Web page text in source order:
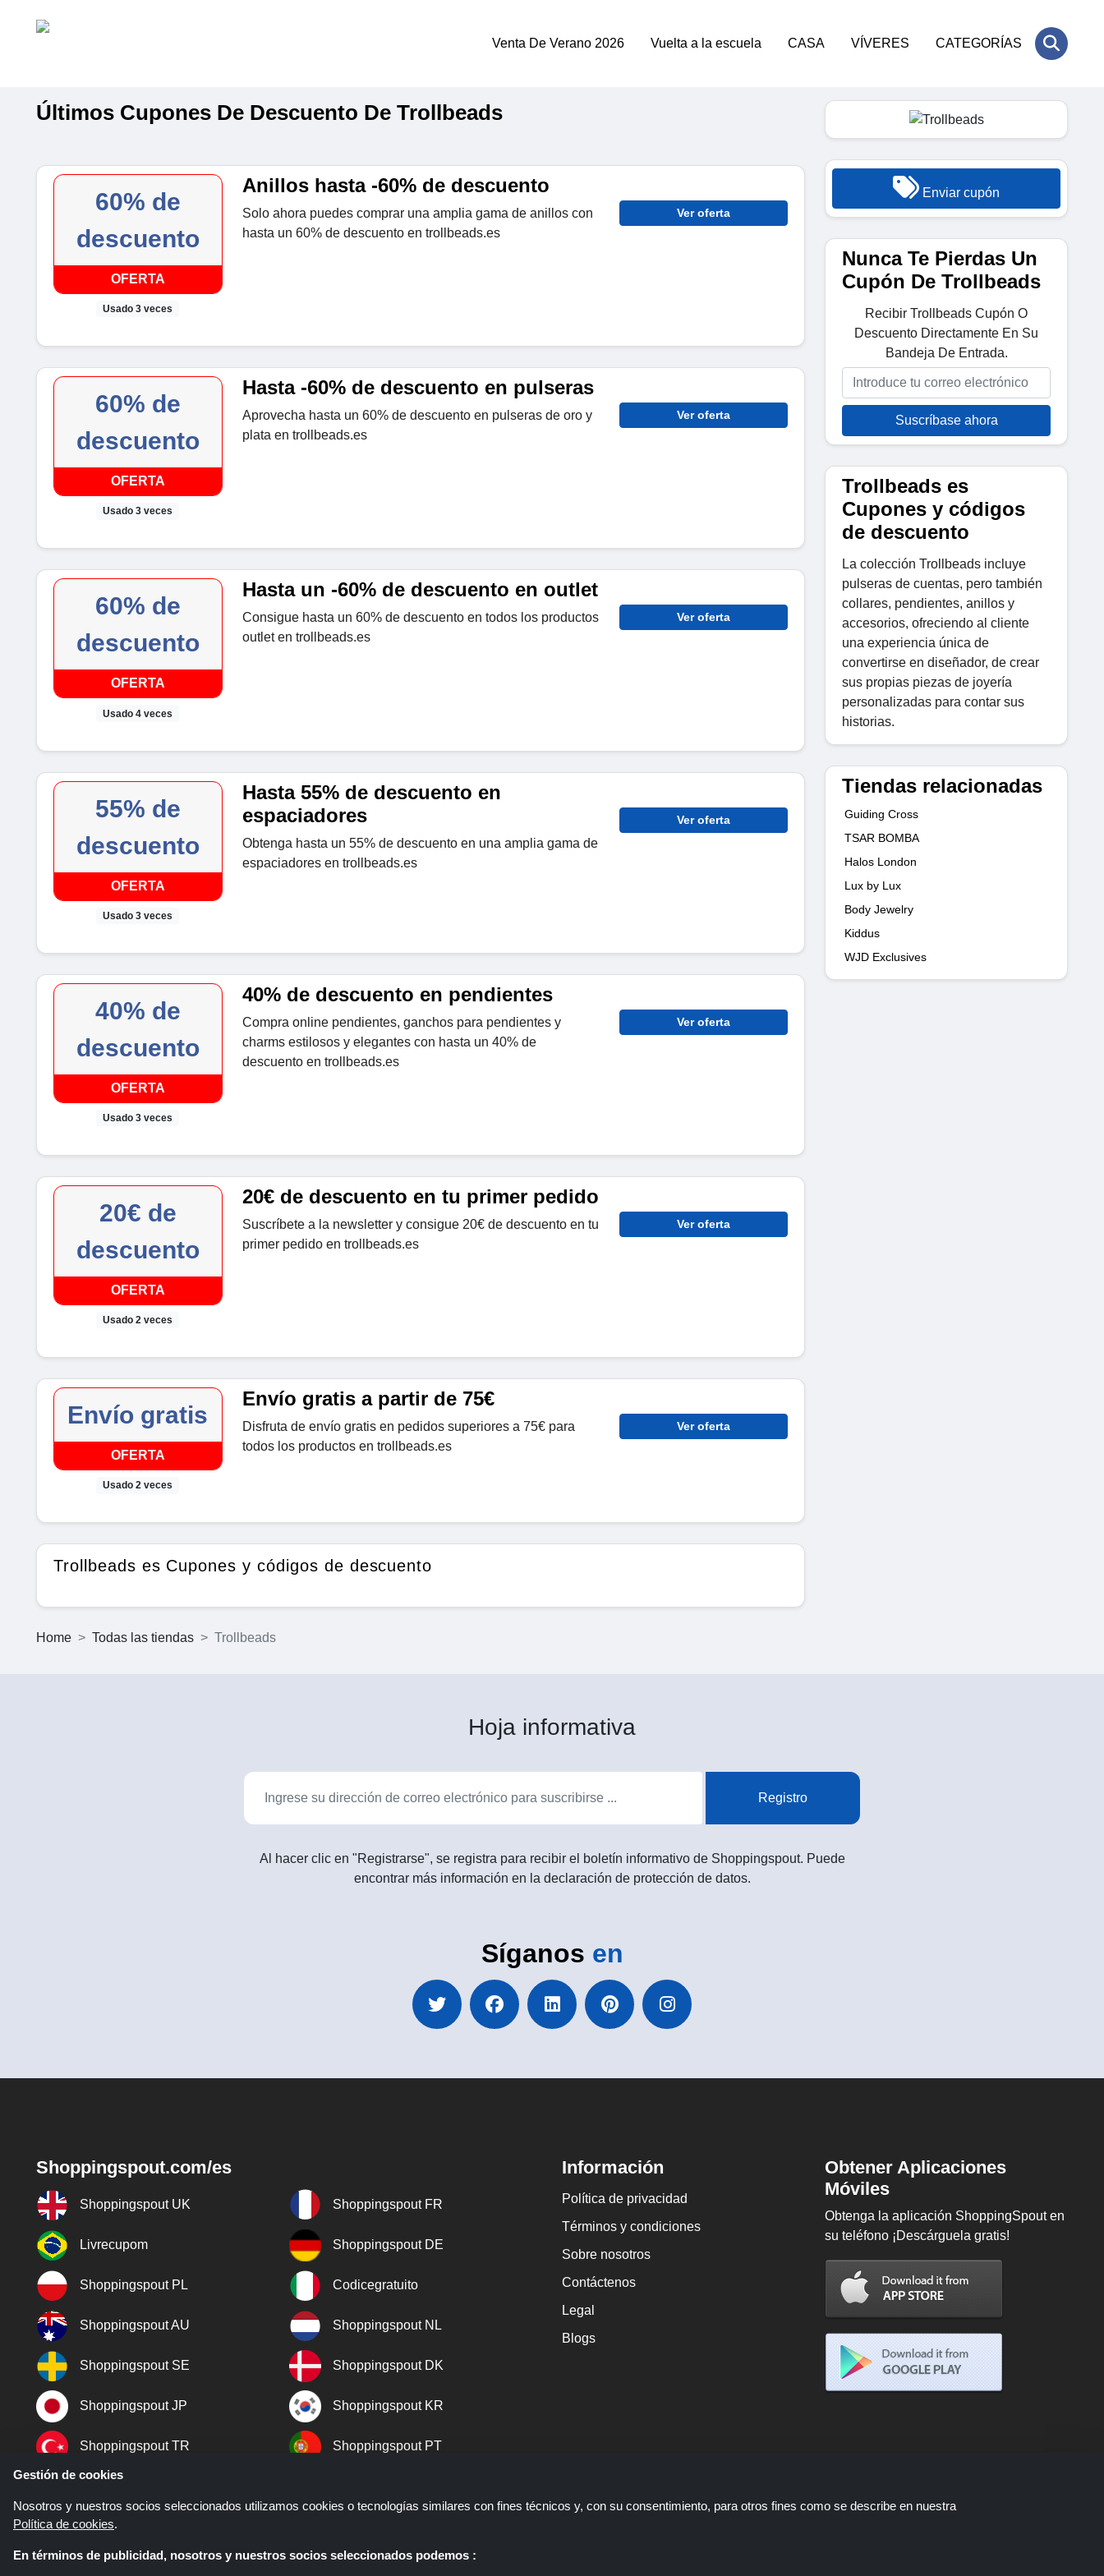
Venta De Verano 2026 Vuelta a la escuela CASA VÍVERES CATEGORÍAS
Últimos Cupones De Descuento De Trollbeads
60% de
descuento
OFERTA
Usado 3 veces
Anillos hasta -60% de descuento
Solo ahora puedes comprar una amplia gama de anillos con
hasta un 60% de descuento en trollbeads.es
Ver oferta
60% de
descuento
OFERTA
Usado 3 veces
Hasta -60% de descuento en pulseras
Aprovecha hasta un 60% de descuento en pulseras de oro y
plata en trollbeads.es
Ver oferta
60% de
descuento
OFERTA
Usado 4 veces
Hasta un -60% de descuento en outlet
Consigue hasta un 60% de descuento en todos los productos
outlet en trollbeads.es
Ver oferta
55% de
descuento
OFERTA
Usado 3 veces
Hasta 55% de descuento en
espaciadores
Obtenga hasta un 55% de descuento en una amplia gama de
espaciadores en trollbeads.es
Ver oferta
40% de
descuento
OFERTA
Usado 3 veces
40% de descuento en pendientes
Compra online pendientes, ganchos para pendientes y
charms estilosos y elegantes con hasta un 40% de
descuento en trollbeads.es
Ver oferta
20€ de
descuento
OFERTA
Usado 2 veces
20€ de descuento en tu primer pedido
Suscríbete a la newsletter y consigue 20€ de descuento en tu
primer pedido en trollbeads.es
Ver oferta
Envío gratis
OFERTA
Usado 2 veces
Envío gratis a partir de 75€
Disfruta de envío gratis en pedidos superiores a 75€ para
todos los productos en trollbeads.es
Ver oferta
Trollbeads es Cupones y códigos de descuento
Enviar cupón
Nunca Te Pierdas Un
Cupón De Trollbeads
Recibir Trollbeads Cupón O
Descuento Directamente En Su
Bandeja De Entrada.
Suscríbase ahora
Trollbeads es
Cupones y códigos
de descuento
La colección Trollbeads incluye
pulseras de cuentas, pero también
collares, pendientes, anillos y
accesorios, ofreciendo al cliente
una experiencia única de
convertirse en diseñador, de crear
sus propias piezas de joyería
personalizadas para contar sus
historias.
Tiendas relacionadas
Guiding Cross
TSAR BOMBA
Halos London
Lux by Lux
Body Jewelry
Kiddus
WJD Exclusives
Home Todas las tiendas Trollbeads
Hoja informativa
Registro
Al hacer clic en "Registrarse", se registra para recibir el boletín informativo de Shoppingspout. Puede
encontrar más información en la declaración de protección de datos.
Síganos en
Shoppingspout.com/es
Shoppingspout UK Shoppingspout FR
Livrecupom Shoppingspout DE
Shoppingspout PL Codicegratuito
Shoppingspout AU Shoppingspout NL
Shoppingspout SE Shoppingspout DK
Shoppingspout JP Shoppingspout KR
Shoppingspout TR Shoppingspout PT
Información
Política de privacidad
Términos y condiciones
Sobre nosotros
Contáctenos
Legal
Blogs
Obtener Aplicaciones
Móviles
Obtenga la aplicación ShoppingSpout en
su teléfono ¡Descárguela gratis!
Gestión de cookies
Nosotros y nuestros socios seleccionados utilizamos cookies o tecnologías similares con fines técnicos y, con su consentimiento, para otros fines como se describe en nuestra
Política de cookies.
En términos de publicidad, nosotros y nuestros socios seleccionados podemos :